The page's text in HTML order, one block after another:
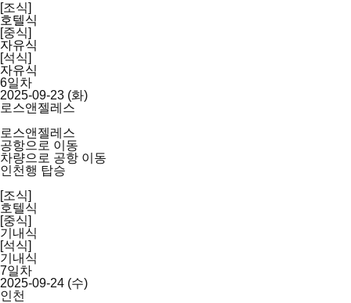
[조식]
호텔식
[중식]
자유식
[석식]
자유식
6일차
2025-09-23 (화)
로스앤젤레스
로스앤젤레스
공항으로 이동
차량으로 공항 이동
인천행 탑승
[조식]
호텔식
[중식]
기내식
[석식]
기내식
7일차
2025-09-24 (수)
인천